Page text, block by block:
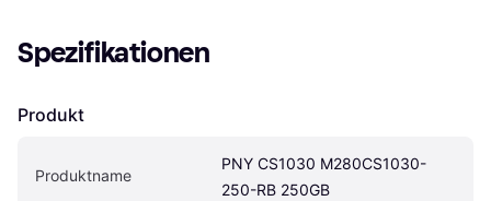
Spezifikationen
Produkt
Produktname
PNY CS1030 M280CS1030-
250-RB 250GB